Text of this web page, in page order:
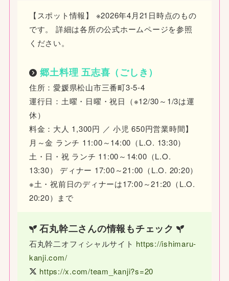
【スポット情報】 ※2026年4月21日時点のもの
です。 詳細は各所の公式ホームページを参照
ください。
郷土料理 五志喜（ごしき）
住所：愛媛県松山市三番町3-5-4
運行日：土曜・日曜・祝日（※12/30～1/3は運
休）
料金：大人 1,300円 ／ 小児 650円営業時間】
月～金 ランチ 11:00～14:00（L.O. 13:30）
土・日・祝 ランチ 11:00～14:00（L.O.
13:30） ディナー 17:00～21:00（L.O. 20:20）
※土・祝前日のディナーは17:00～21:20（L.O.
20:20）まで
石丸幹二さんの情報もチェック
石丸幹二オフィシャルサイト https://ishimaru-
kanji.com/
https://x.com/team_kanji?s=20